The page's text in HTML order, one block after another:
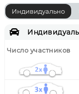
Индивидуально

Число участников